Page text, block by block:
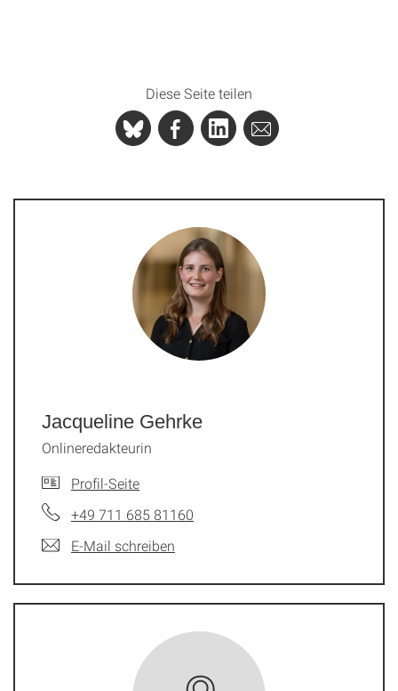
Diese Seite teilen
Jacqueline Gehrke
Onlineredakteurin
Profil-Seite
+49 711 685 81160
E-Mail schreiben